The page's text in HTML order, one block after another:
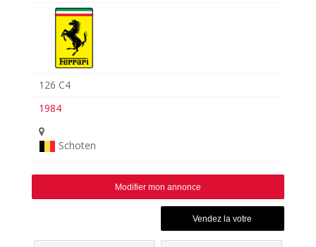
126 C4
1984
Schoten
Modifier mon annonce